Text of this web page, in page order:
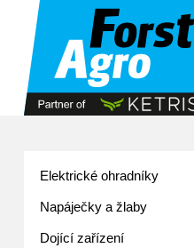
Domů
Elektrické ohradníky
Napáječky a žlaby
Dojící zařízení